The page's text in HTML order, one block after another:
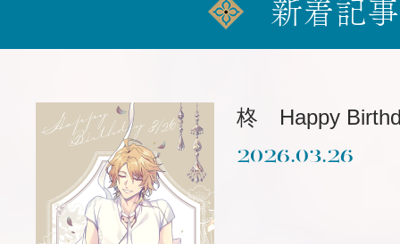
新着記事
柊 Happy
2026.03.26